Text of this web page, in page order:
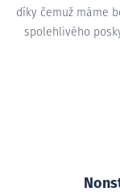
díky čemuž máme
spolehlivého